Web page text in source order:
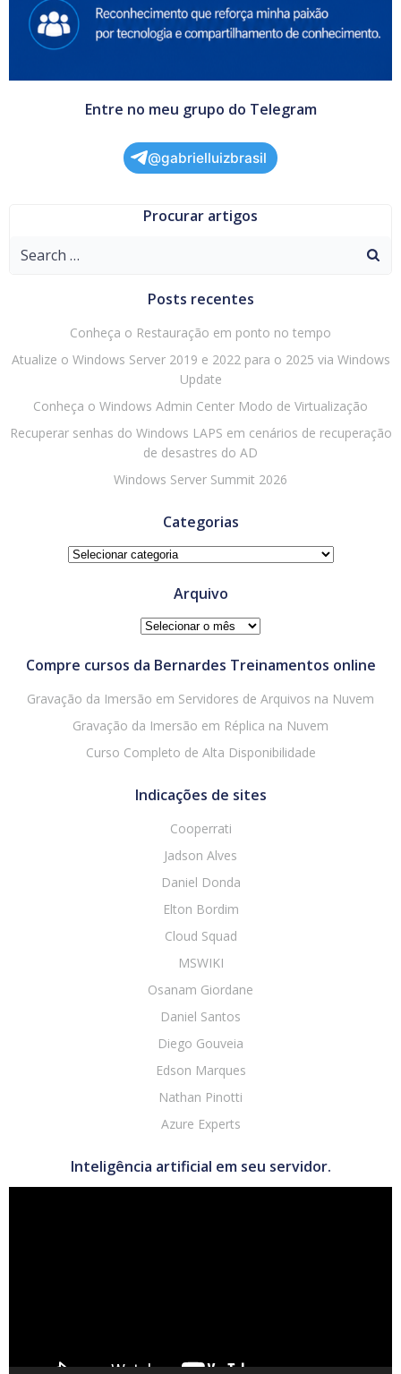
Entre no meu grupo do Telegram
@gabrielluizbrasil
Procurar artigos
Search
Posts recentes
Conheça o Restauração em ponto no tempo
Atualize o Windows Server 2019 e 2022 para o 2025 via Windows
Update
Conheça o Windows Admin Center Modo de Virtualização
Recuperar senhas do Windows LAPS em cenários de recuperação
de desastres do AD
Windows Server Summit 2026
Categorias
Categorias
Arquivo
Arquivo
Compre cursos da Bernardes Treinamentos online
Gravação da Imersão em Servidores de Arquivos na Nuvem
Gravação da Imersão em Réplica na Nuvem
Curso Completo de Alta Disponibilidade
Indicações de sites
Cooperrati
Jadson Alves
Daniel Donda
Elton Bordim
Cloud Squad
MSWIKI
Osanam Giordane
Daniel Santos
Diego Gouveia
Edson Marques
Nathan Pinotti
Azure Experts
Inteligência artificial em seu servidor.